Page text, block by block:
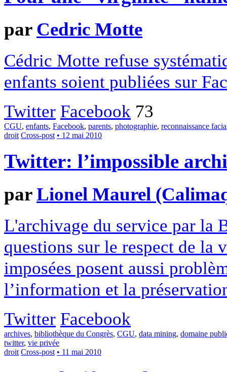
par Cedric Motte
Cédric Motte refuse
enfants soient publiées sur
Twitter Facebook 73
CGU, enfants, Facebook, parents, photographie, reconnaissance
droit Cross-post • 12 mai 2010
Twitter: l’impossible
parLionel Maurel
L'archivage du service par la
questions sur le respect de la
imposées posent aussi
l’information et la
Twitter Facebook
archives, bibliothèque du Congrès, CGU, data mining, domaine
twitter, vie privée
droit Cross-post • 11 mai 2010